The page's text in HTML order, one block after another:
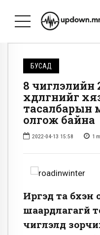
БУСАД
8 чиглэлийн
хөдөлгөөнийг
тасалбарын
олгож байна
2022-04-13 15:58 1
Иргэд та
шаардлагагүй
чиглэлд